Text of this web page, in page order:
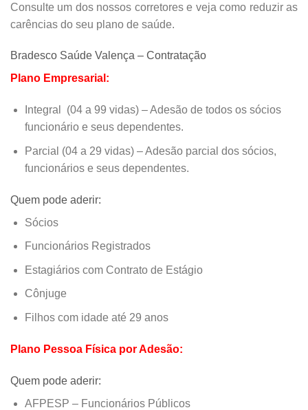
Consulte um dos nossos corretores e veja como reduzir as
carências do seu plano de saúde.
Bradesco Saúde Valença – Contratação
Plano Empresarial:
Integral (04 a 99 vidas) – Adesão de todos os sócios
funcionário e seus dependentes.
Parcial (04 a 29 vidas) – Adesão parcial dos sócios,
funcionários e seus dependentes.
Quem pode aderir:
Sócios
Funcionários Registrados
Estagiários com Contrato de Estágio
Cônjuge
Filhos com idade até 29 anos
Plano Pessoa Física por Adesão:
Quem pode aderir:
AFPESP – Funcionários Públicos